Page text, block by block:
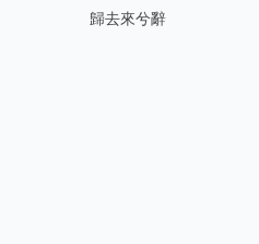
歸去來兮辭